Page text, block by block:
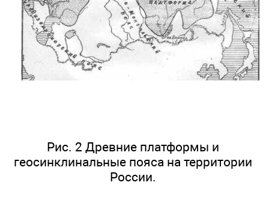
Рис. 2 Древние платформы и
геосинклинальные пояса на территории
России.